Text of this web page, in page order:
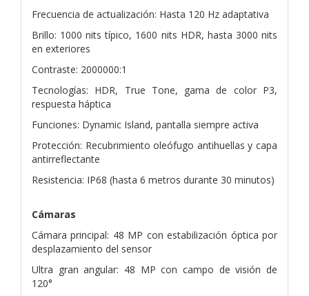
Frecuencia de actualización: Hasta 120 Hz adaptativa
Brillo: 1000 nits típico, 1600 nits HDR, hasta 3000 nits
en exteriores
Contraste: 2000000:1
Tecnologías: HDR, True Tone, gama de color P3,
respuesta háptica
Funciones: Dynamic Island, pantalla siempre activa
Protección: Recubrimiento oleófugo antihuellas y capa
antirreflectante
Resistencia: IP68 (hasta 6 metros durante 30 minutos)
Cámaras
Cámara principal: 48 MP con estabilización óptica por
desplazamiento del sensor
Ultra gran angular: 48 MP con campo de visión de
120°